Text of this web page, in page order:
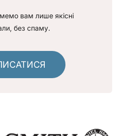
вам лише якісні
без спаму.